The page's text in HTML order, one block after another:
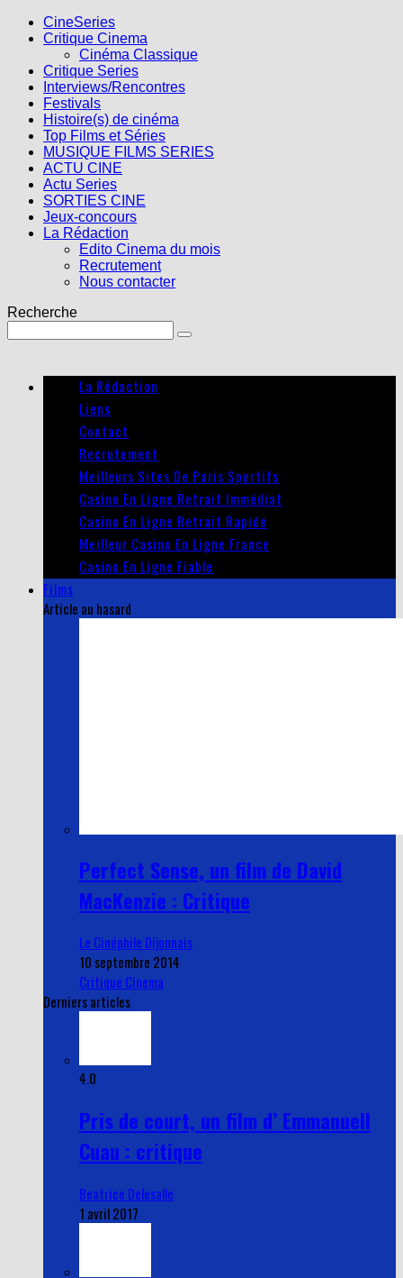
CineSeries
Critique Cinema
Cinéma Classique
Critique Series
Interviews/Rencontres
Festivals
Histoire(s) de cinéma
Top Films et Séries
MUSIQUE FILMS SERIES
ACTU CINE
Actu Series
SORTIES CINE
Jeux-concours
La Rédaction
Edito Cinema du mois
Recrutement
Nous contacter
Recherche
La Rédaction
Liens
Contact
Recrutement
Meilleurs Sites De Paris Sportifs
Casino En Ligne Retrait Immédiat
Casino En Ligne Retrait Rapide
Meilleur Casino En Ligne France
Casino En Ligne Fiable
Films
Article au hasard
Perfect Sense, un film de David
MacKenzie : Critique
Le Cinéphile Dijonnais
10 septembre 2014
Critique Cinema
Derniers articles
4.0
Pris de court, un film d’ Emmanuell
Cuau : critique
Beatrice Delesalle
1 avril 2017